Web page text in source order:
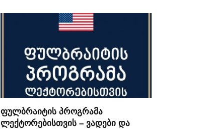
ფულბრაიტის პროგრამა
ლექტორებისთვის – ვადები და